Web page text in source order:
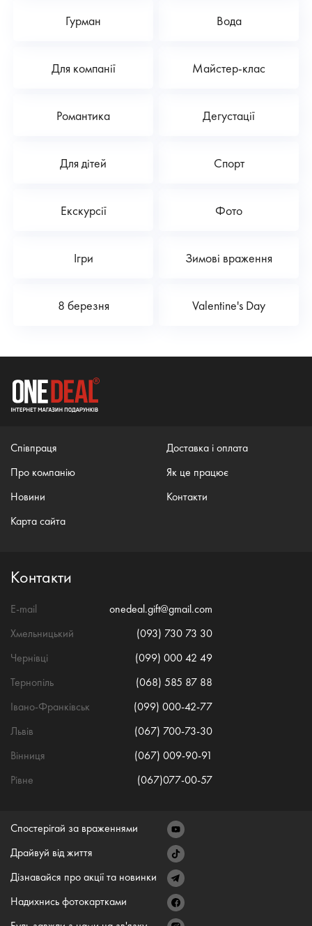
Гурман Вода
Для компанії Майстер-клас
Романтика Дегустації
Для дітей Спорт
Екскурсії Фото
Ігри Зимові враження
8 березня Valentine's Day
Співпраця
Про компанію
Новини
Карта сайта
Доставка і оплата
Як це працює
Контакти
Контакти
E-mail
onedeal.gift@gmail.com
Хмельницький
(093) 730 73 30
Чернівці
(099) 000 42 49
Тернопіль
(068) 585 87 88
Івано-Франківськ
(099) 000-42-77
Львів
(067) 700-73-30
Вінниця
(067) 009-90-91
Рівне
(067)077-00-57
Спостерігай за враженнями
Драйвуй від життя
Дізнавайся про акції та новинки
Надихнись фотокартками